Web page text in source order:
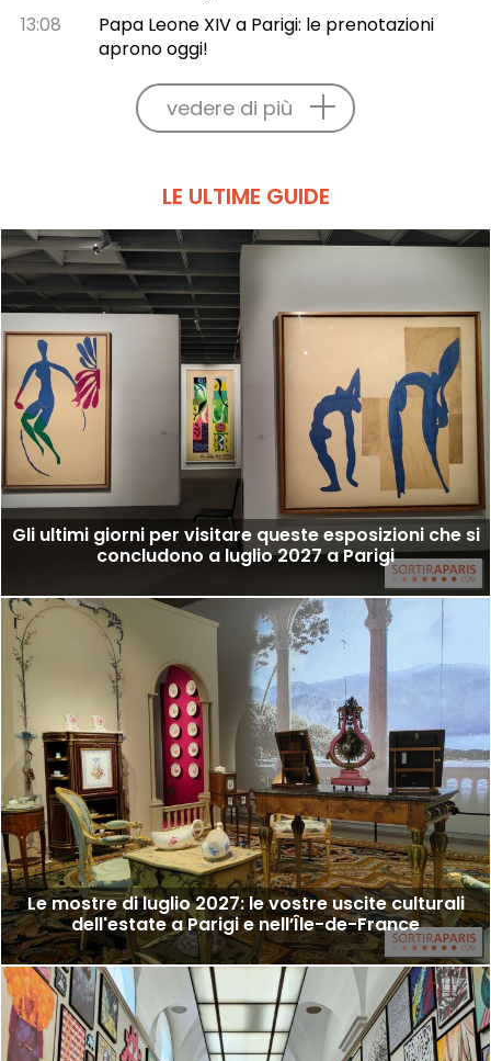
13:08
Papa Leone XIV a Parigi: le prenotazioni
aprono oggi!
vedere di più
LE ULTIME GUIDE
Gli ultimi giorni per visitare queste esposizioni che si
concludono a luglio 2027 a Parigi
Le mostre di luglio 2027: le vostre uscite culturali
dell'estate a Parigi e nell’Île-de-France